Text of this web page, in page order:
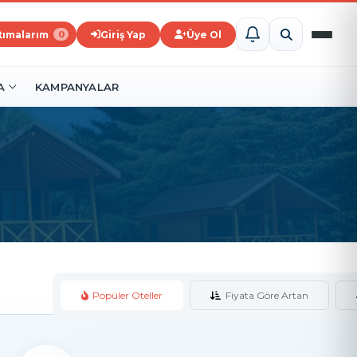
0 Giriş Yap Üye Ol
KAMPANYALAR
Popüler Oteller Fiyata Göre Artan